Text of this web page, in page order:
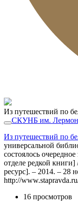
Из путешествий по
СКУНБ им.
Из путешествий по
универсальной
состоялось
отделе редкой
ресурс]. – 2014. – 28
http://
16 просмотров